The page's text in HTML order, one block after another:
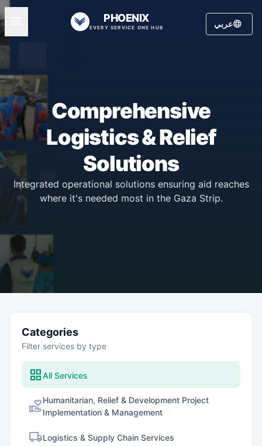
PHOENIX
EVERY SERVICE ONE HUB languageعربي
Comprehensive
Logistics & Relief
Solutions
Integrated operational solutions ensuring aid reaches
where it's needed most in the Gaza Strip.
Categories
Filter services by type
grid_viewAll Services
volunteer_activismHumanitarian, Relief & Development Project
Implementation & Management
local_shippingLogistics & Supply Chain Services